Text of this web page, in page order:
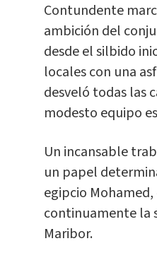
Contundente
ambición del
desde el silbido
locales con una
desveló todas las
modesto equipo
Un incansable
un papel
egipcio
continuamente la
Maribor.